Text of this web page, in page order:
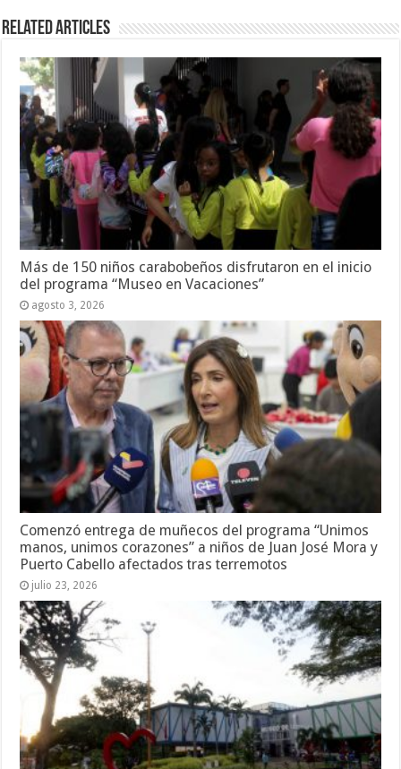
Related Articles
Más de 150 niños carabobeños disfrutaron en el inicio
del programa “Museo en Vacaciones”
agosto 3, 2026
Comenzó entrega de muñecos del programa “Unimos
manos, unimos corazones” a niños de Juan José Mora y
Puerto Cabello afectados tras terremotos
julio 23, 2026